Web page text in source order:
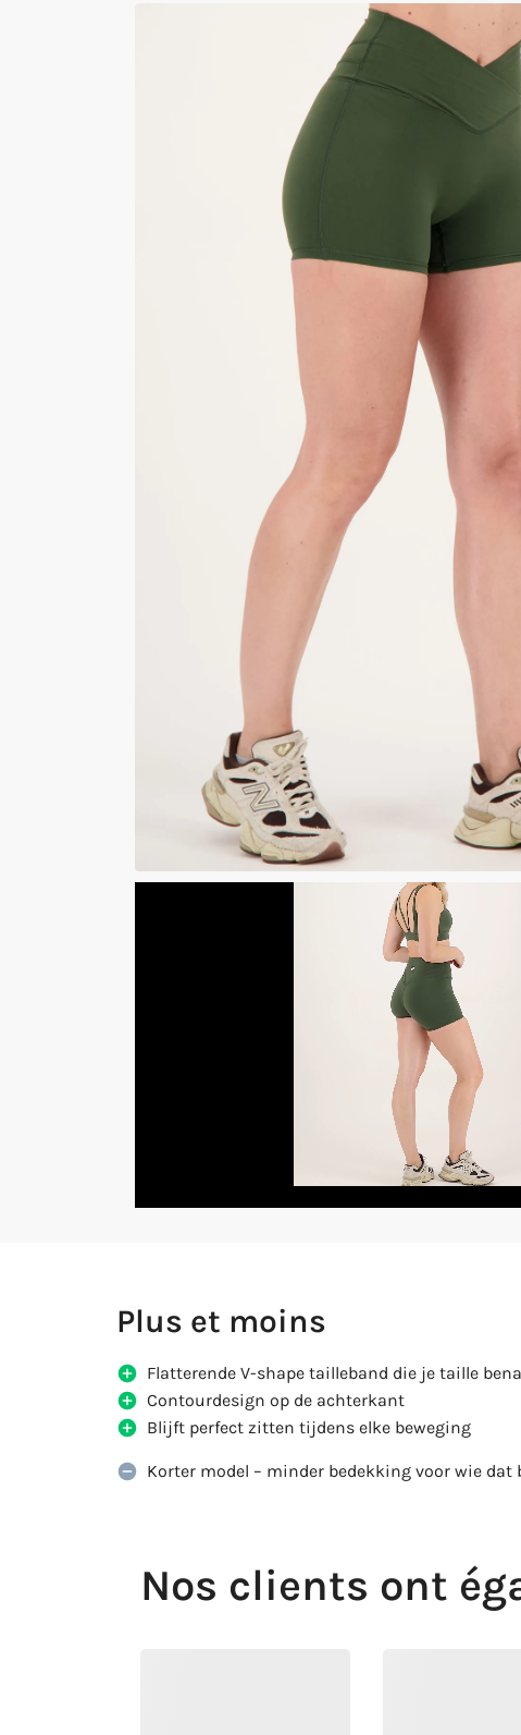
Plus et moins
Flatterende V-shape tailleband die je taille
Contourdesign op de achterkant
Blijft perfect zitten tijdens elke beweging
Korter model – minder bedekking voor wie
Nos clients ont